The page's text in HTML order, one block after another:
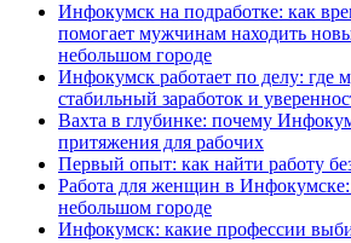
Инфокумск на подработке: как
помогает мужчинам находить
небольшом городе
Инфокумск работает по делу: где
стабильный заработок и
Вахта в глубинке: почему
притяжения для рабочих
Первый опыт: как найти работу
Работа для женщин в
небольшом городе
Инфокумск: какие профессии